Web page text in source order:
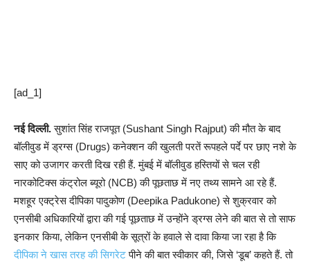
[ad_1]
नई दिल्‍ली.सुशांत सिंह राजपूत (Sushant Singh Rajput) की मौत के बाद
बॉलीवुड में ड्रग्‍स (Drugs) कनेक्‍शन की खुलती परतें रूपहले पर्दे पर छाए नशे के
साए को उजागर करती दिख रही हैं. मुंबई में बॉलीवुड हस्तियों से चल रही
नारकोटिक्‍स कंट्रोल ब्‍यूरो (NCB) की पूछताछ में नए तथ्‍य सामने आ रहे हैं.
मशहूर एक्‍ट्रेस दीपिका पादुकोण (Deepika Padukone) से शुक्रवार को
एनसीबी अधिकारियों द्वारा की गई पूछताछ में उन्‍होंने ड्रग्स लेने की बात से तो साफ
इनकार किया, लेकिन एनसीबी के सूत्रों के हवाले से दावा किया जा रहा है कि
दीपिका ने खास तरह की सिगरेटपीने की बात स्वीकार की, जिसे ‘डूब’ कहते हैं. तो